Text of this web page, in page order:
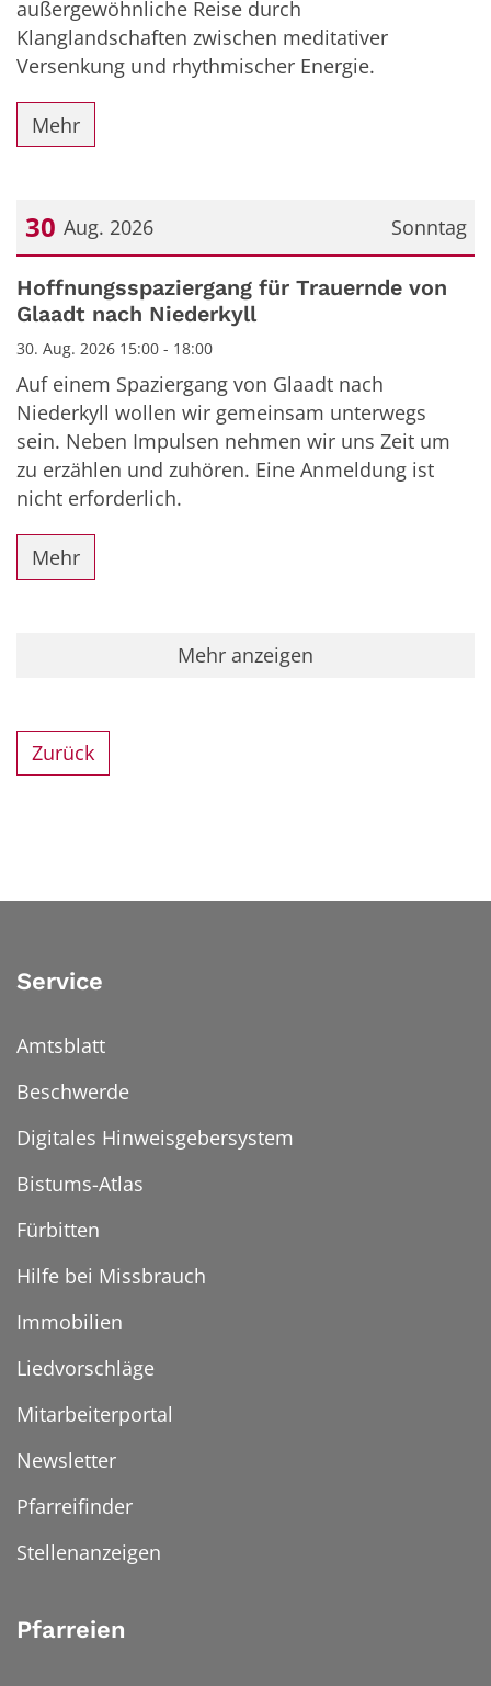
außergewöhnliche Reise durch
Klanglandschaften zwischen meditativer
Versenkung und rhythmischer Energie.
Mehr
Sonntag
30 Aug. 2026
Datum: 30. August 2026
Hoffnungsspaziergang für Trauernde von
Glaadt nach Niederkyll
30. Aug. 2026 15:00 - 18:00
Auf einem Spaziergang von Glaadt nach
Niederkyll wollen wir gemeinsam unterwegs
sein. Neben Impulsen nehmen wir uns Zeit um
zu erzählen und zuhören. Eine Anmeldung ist
nicht erforderlich.
Mehr
Mehr anzeigen
Zurück
Service
Amtsblatt
Beschwerde
Digitales Hinweisgebersystem
Bistums-Atlas
Fürbitten
Hilfe bei Missbrauch
Immobilien
Liedvorschläge
Mitarbeiterportal
Newsletter
Pfarreifinder
Stellenanzeigen
Pfarreien